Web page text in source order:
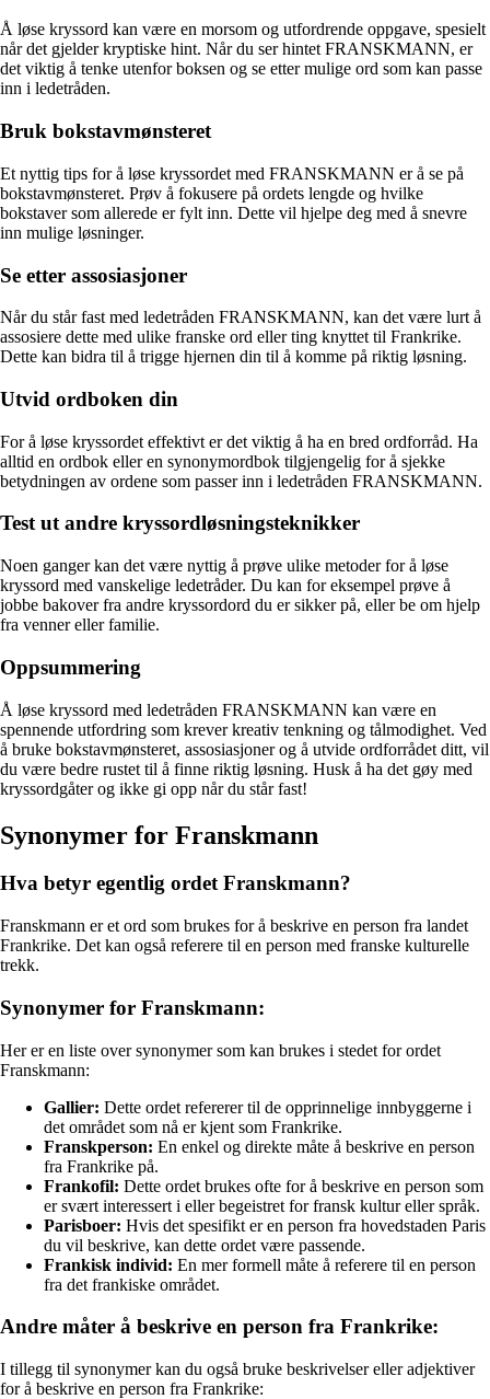
Å løse kryssord kan være en morsom og utfordrende oppgave, spesielt
når det gjelder kryptiske hint. Når du ser hintet FRANSKMANN, er
det viktig å tenke utenfor boksen og se etter mulige ord som kan passe
inn i ledetråden.
Bruk bokstavmønsteret
Et nyttig tips for å løse kryssordet med FRANSKMANN er å se på
bokstavmønsteret. Prøv å fokusere på ordets lengde og hvilke
bokstaver som allerede er fylt inn. Dette vil hjelpe deg med å snevre
inn mulige løsninger.
Se etter assosiasjoner
Når du står fast med ledetråden FRANSKMANN, kan det være lurt å
assosiere dette med ulike franske ord eller ting knyttet til Frankrike.
Dette kan bidra til å trigge hjernen din til å komme på riktig løsning.
Utvid ordboken din
For å løse kryssordet effektivt er det viktig å ha en bred ordforråd. Ha
alltid en ordbok eller en synonymordbok tilgjengelig for å sjekke
betydningen av ordene som passer inn i ledetråden FRANSKMANN.
Test ut andre kryssordløsningsteknikker
Noen ganger kan det være nyttig å prøve ulike metoder for å løse
kryssord med vanskelige ledetråder. Du kan for eksempel prøve å
jobbe bakover fra andre kryssordord du er sikker på, eller be om hjelp
fra venner eller familie.
Oppsummering
Å løse kryssord med ledetråden FRANSKMANN kan være en
spennende utfordring som krever kreativ tenkning og tålmodighet. Ved
å bruke bokstavmønsteret, assosiasjoner og å utvide ordforrådet ditt, vil
du være bedre rustet til å finne riktig løsning. Husk å ha det gøy med
kryssordgåter og ikke gi opp når du står fast!
Synonymer for Franskmann
Hva betyr egentlig ordet Franskmann?
Franskmann er et ord som brukes for å beskrive en person fra landet
Frankrike. Det kan også referere til en person med franske kulturelle
trekk.
Synonymer for Franskmann:
Her er en liste over synonymer som kan brukes i stedet for ordet
Franskmann:
Gallier: Dette ordet refererer til de opprinnelige innbyggerne i
det området som nå er kjent som Frankrike.
Franskperson: En enkel og direkte måte å beskrive en person
fra Frankrike på.
Frankofil: Dette ordet brukes ofte for å beskrive en person som
er svært interessert i eller begeistret for fransk kultur eller språk.
Parisboer: Hvis det spesifikt er en person fra hovedstaden Paris
du vil beskrive, kan dette ordet være passende.
Frankisk individ: En mer formell måte å referere til en person
fra det frankiske området.
Andre måter å beskrive en person fra Frankrike:
I tillegg til synonymer kan du også bruke beskrivelser eller adjektiver
for å beskrive en person fra Frankrike: